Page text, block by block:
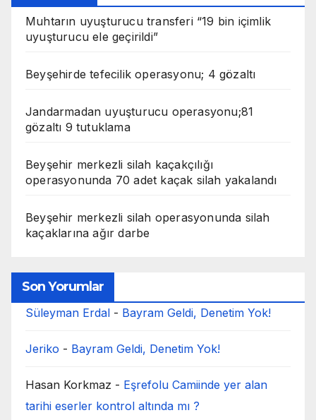
Muhtarın uyuşturucu transferi “19 bin içimlik
uyuşturucu ele geçirildi”
Beyşehirde tefecilik operasyonu; 4 gözaltı
Jandarmadan uyuşturucu operasyonu;81
gözaltı 9 tutuklama
Beyşehir merkezli silah kaçakçılığı
operasyonunda 70 adet kaçak silah yakalandı
Beyşehir merkezli silah operasyonunda silah
kaçaklarına ağır darbe
Son Yorumlar
Süleyman Erdal - Bayram Geldi, Denetim Yok!
Jeriko - Bayram Geldi, Denetim Yok!
Hasan Korkmaz - Eşrefolu Camiinde yer alan
tarihi eserler kontrol altında mı ?